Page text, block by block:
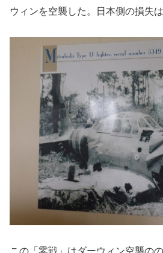
ウィンを空襲した。日本側の損失